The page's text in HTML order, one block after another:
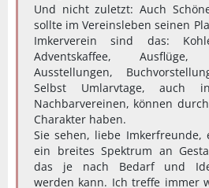
Und nicht zuletzt: Auch
sollte im Vereinsleben seinen
Imkerverein sind das:
Adventskaffee,
Ausstellungen,
Selbst Umlarvtage, auch
Nachbarvereinen, können
Charakter haben.
Sie sehen, liebe Imkerfreunde,
ein breites Spektrum an
das je nach Bedarf und
werden kann. Ich treffe immer